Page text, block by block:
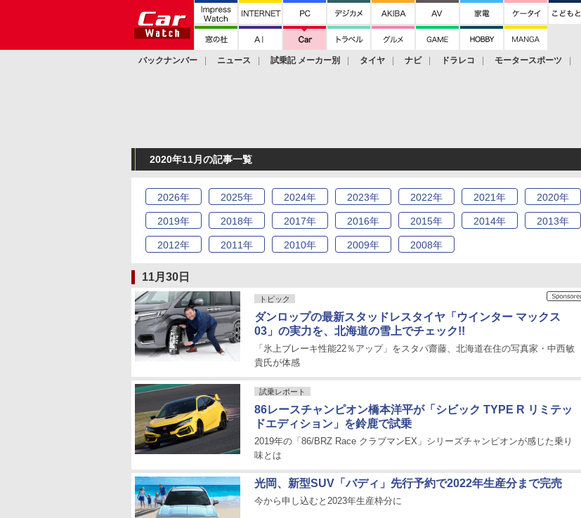
バックナンバー ニュース 試乗記 メーカー別 タイヤ ナビ ドラレコ モータースポーツ
2020年11月の記事一覧
2026年 2025年 2024年 2023年 2022年 2021年 2020年
2019年 2018年 2017年 2016年 2015年 2014年 2013年
2012年 2011年 2010年 2009年 2008年
11月30日
トピック
ダンロップの最新スタッドレスタイヤ「ウインター マックス
03」の実力を、北海道の雪上でチェック!!
「氷上ブレーキ性能22％アップ」をスタパ齋藤、北海道在住の写真家・中西敏
貴氏が体感
試乗レポート
86レースチャンピオン橋本洋平が「シビック TYPE R リミテッ
ドエディション」を鈴鹿で試乗
2019年の「86/BRZ Race クラブマンEX」シリーズチャンピオンが感じた乗り
味とは
光岡、新型SUV「バディ」先行予約で2022年生産分まで完売
今から申し込むと2023年生産枠分に